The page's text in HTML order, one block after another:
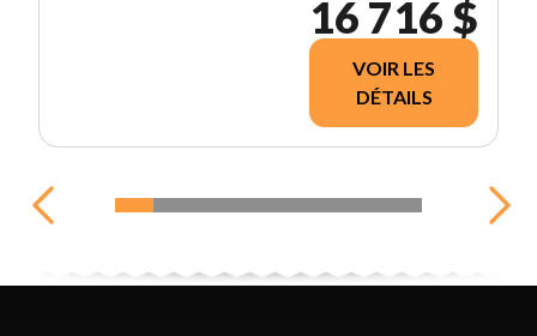
16 716 $
VOIR LES
DÉTAILS